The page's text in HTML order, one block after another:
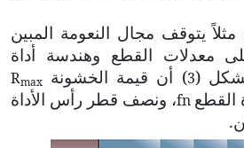
يتوقف مجال النعومة المبين
معدلات القطع وهندسة أداة
(
3) أن قيمة الخشونة Rmax
القطع fn، ونصف قطر رأس الأداة